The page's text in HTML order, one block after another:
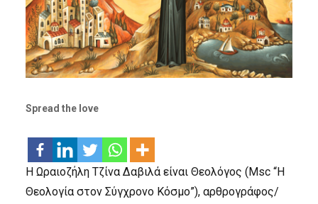
Spread the love
Η Ωραιοζήλη Τζίνα Δαβιλά είναι Θεολόγος (Msc “Η
Θεολογία στον Σύγχρονο Κόσμο”), αρθρογράφος/